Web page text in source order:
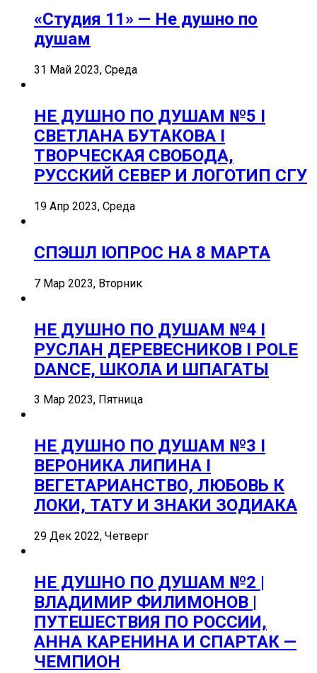
«Студия 11» — Не душно по
душам
31 Май 2023, Среда
НЕ ДУШНО ПО ДУШАМ №5 I
СВЕТЛАНА БУТАКОВА I
ТВОРЧЕСКАЯ СВОБОДА,
РУССКИЙ СЕВЕР И ЛОГОТИП СГУ
19 Апр 2023, Среда
СПЭШЛ ӏ ОПРОС НА 8 МАРТА
7 Мар 2023, Вторник
НЕ ДУШНО ПО ДУШАМ №4 I
РУСЛАН ДЕРЕВЕСНИКОВ I POLE
DANCE, ШКОЛА И ШПАГАТЫ
3 Мар 2023, Пятница
НЕ ДУШНО ПО ДУШАМ №3 I
ВЕРОНИКА ЛИПИНА I
ВЕГЕТАРИАНСТВО, ЛЮБОВЬ К
ЛОКИ, ТАТУ И ЗНАКИ ЗОДИАКА
29 Дек 2022, Четверг
НЕ ДУШНО ПО ДУШАМ №2 |
ВЛАДИМИР ФИЛИМОНОВ |
ПУТЕШЕСТВИЯ ПО РОССИИ,
АННА КАРЕНИНА И СПАРТАК —
ЧЕМПИОН